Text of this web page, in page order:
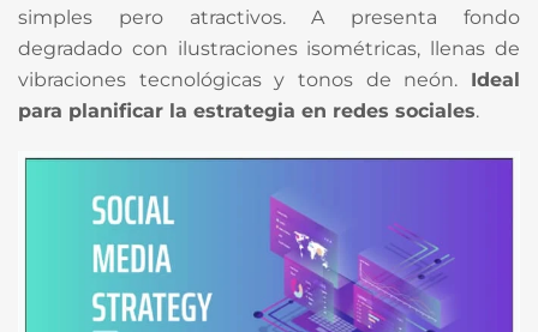
simples pero atractivos. A presenta fondo
degradado con ilustraciones isométricas, llenas de
vibraciones tecnológicas y tonos de neón. Ideal
para planificar la estrategia en redes sociales.